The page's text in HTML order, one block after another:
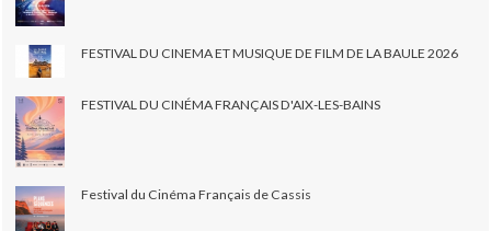
FESTIVAL DU CINEMA ET MUSIQUE DE FILM DE LA BAULE 2026
FESTIVAL DU CINÉMA FRANÇAIS D'AIX-LES-BAINS
Festival du Cinéma Français de Cassis